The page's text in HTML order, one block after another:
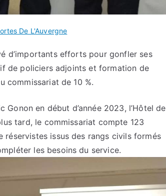
De L'Auvergne
d’importants efforts pour gonfler ses
de policiers adjoints et formation de
commissariat de 10 %.
en début d’année 2023, l’Hôtel de
tard, le commissariat compte 123
issus des rangs civils formés
les besoins du service.